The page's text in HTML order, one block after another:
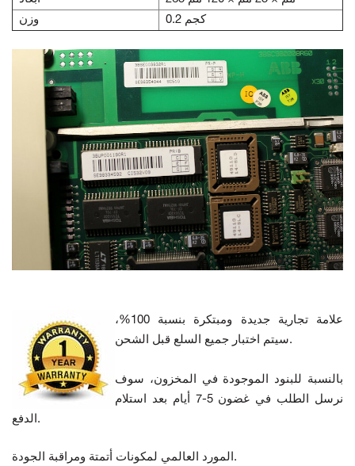
وزن
0.2 كجم
علامة تجارية جديدة ومبتكرة بنسبة 100%،
سيتم اختبار جميع السلع قبل الشحن.
بالنسبة للبنود الموجودة في المخزون، سوف
نرسل الطلب في غضون 5-7 أيام بعد استلام
الدفع.
المورد العالمي لمكونات أتمتة ومراقبة الجودة.